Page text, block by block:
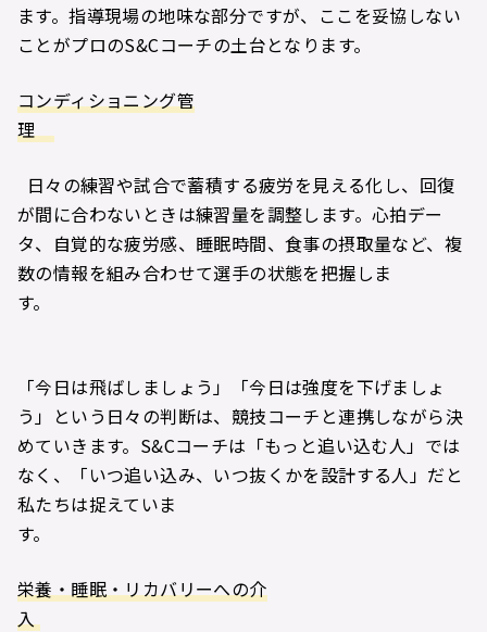
ます。指導現場の地味な部分ですが、ここを妥協しない
ことがプロのS&Cコーチの土台となります。
コンディショニング管
理
日々の練習や試合で蓄積する疲労を見える化し、回復
が間に合わないときは練習量を調整します。心拍デー
タ、自覚的な疲労感、睡眠時間、食事の摂取量など、複
数の情報を組み合わせて選手の状態を把握しま
す。
「今日は飛ばしましょう」「今日は強度を下げましょ
う」という日々の判断は、競技コーチと連携しながら決
めていきます。S&Cコーチは「もっと追い込む人」では
なく、「いつ追い込み、いつ抜くかを設計する人」だと
私たちは捉えていま
す。
栄養・睡眠・リカバリーへの介
入